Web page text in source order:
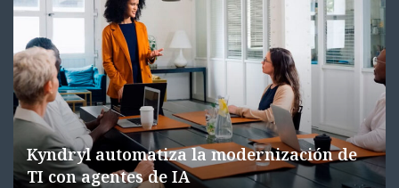
Kyndryl automatiza la modernización de
TI con agentes de IA